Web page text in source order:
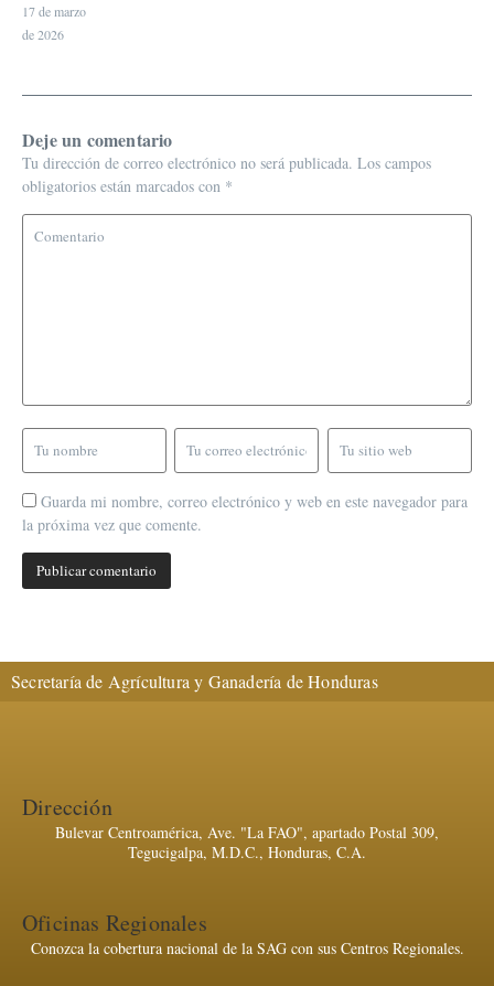
17 de marzo
de 2026
Deje un comentario
Tu dirección de correo electrónico no será publicada. Los campos
obligatorios están marcados con *
Guarda mi nombre, correo electrónico y web en este navegador para
la próxima vez que comente.
Secretaría de Agrícultura y Ganadería de Honduras
Dirección
Bulevar Centroamérica, Ave. "La FAO", apartado Postal 309,
Tegucigalpa, M.D.C., Honduras, C.A.
Oficinas Regionales
Conozca la cobertura nacional de la SAG con sus Centros Regionales.